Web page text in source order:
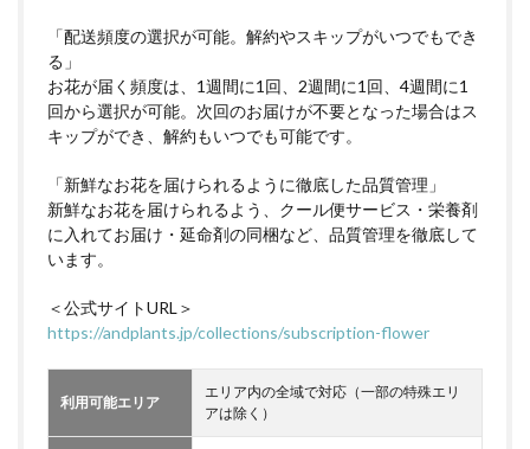
「配送頻度の選択が可能。解約やスキップがいつでもでき
る」
お花が届く頻度は、1週間に1回、2週間に1回、4週間に1
回から選択が可能。次回のお届けが不要となった場合はス
キップができ、解約もいつでも可能です。
「新鮮なお花を届けられるように徹底した品質管理」
新鮮なお花を届けられるよう、クール便サービス・栄養剤
に入れてお届け・延命剤の同梱など、品質管理を徹底して
います。
＜公式サイトURL＞
https://andplants.jp/collections/subscription-flower
利用可能エリア
エリア内の全域で対応（一部の特殊エリ
アは除く）